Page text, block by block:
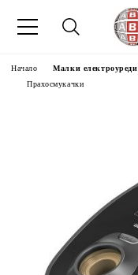
Начало Малки електроуреди
Прахосмукачки